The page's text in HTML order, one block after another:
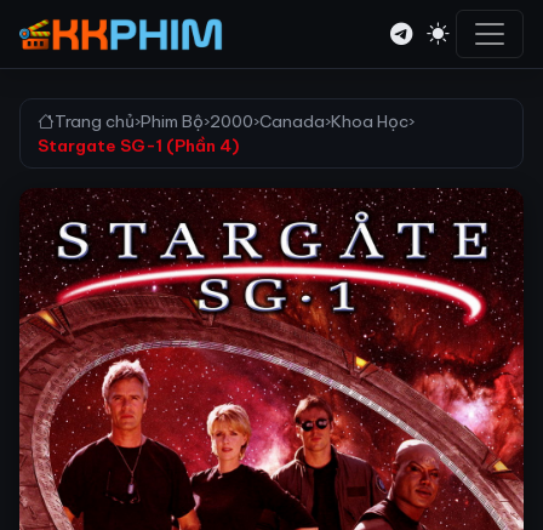
Trang chủ›Phim Bộ›2000›Canada›Khoa Học›
Stargate SG-1 (Phần 4)